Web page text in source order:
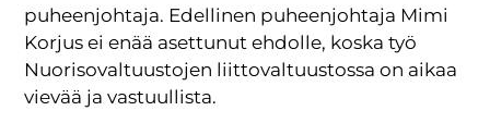
puheenjohtaja. Edellinen puheenjohtaja Mimi
Korjus ei enää asettunut ehdolle, koska työ
Nuorisovaltuustojen liittovaltuustossa on aikaa
vievää ja vastuullista.